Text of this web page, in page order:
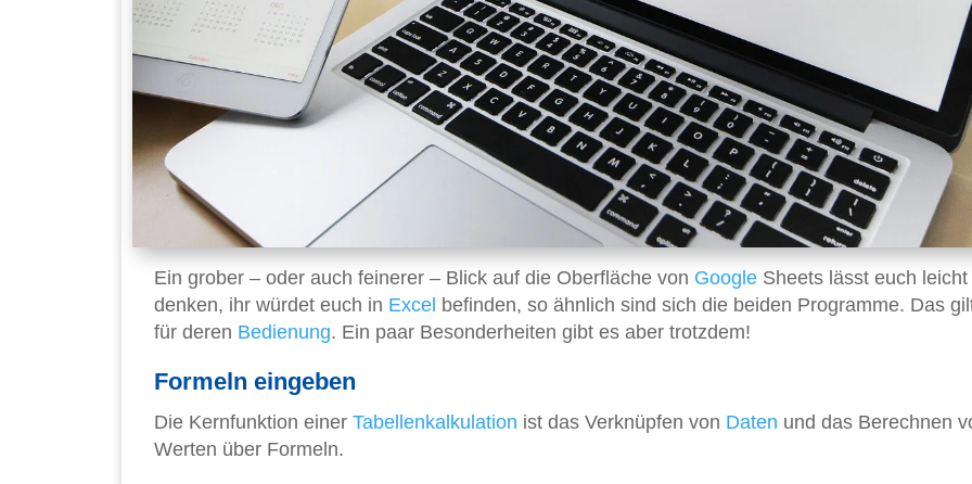
Ein grober – oder auch feinerer – Blick auf die Oberfläche von Google Sheets lässt euch leicht
denken, ihr würdet euch in Excel befinden, so ähnlich sind sich die beiden Programme. Das
für deren Bedienung. Ein paar Besonderheiten gibt es aber trotzdem!
Formeln eingeben
Die Kernfunktion einer Tabellenkalkulation ist das Verknüpfen von Daten und das Berechnen
Werten über Formeln.